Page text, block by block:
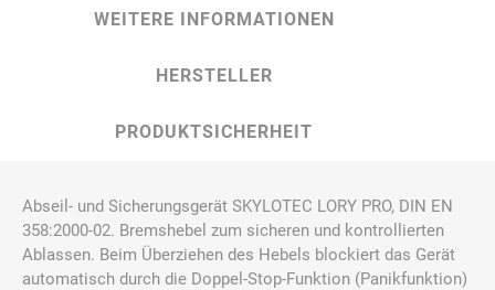
WEITERE INFORMATIONEN
HERSTELLER
PRODUKTSICHERHEIT
Abseil- und Sicherungsgerät SKYLOTEC LORY PRO, DIN EN
358:2000-02. Bremshebel zum sicheren und kontrollierten
Ablassen. Beim Überziehen des Hebels blockiert das Gerät
automatisch durch die Doppel-Stop-Funktion (Panikfunktion)